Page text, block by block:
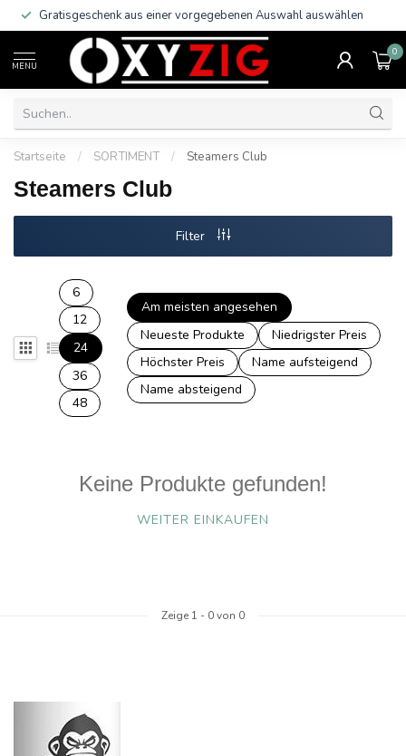
Gratisgeschenk aus einer vorgegebenen Auswahl auswählen
MENU
0
Startseite / SORTIMENT / Steamers Club
Steamers Club
Filter
6
12
24
36
48
Am meisten angesehen
Neueste Produkte
Niedrigster Preis
Höchster Preis
Name aufsteigend
Name absteigend
Keine Produkte gefunden!
WEITER EINKAUFEN
Zeige 1 - 0von 0